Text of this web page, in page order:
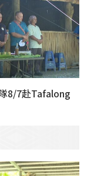
8/7赴Tafalong